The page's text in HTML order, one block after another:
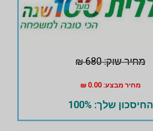
מחיר שוק: 680 ₪
מחיר מבצע: 0.00 ₪
החיסכון שלך: 100%